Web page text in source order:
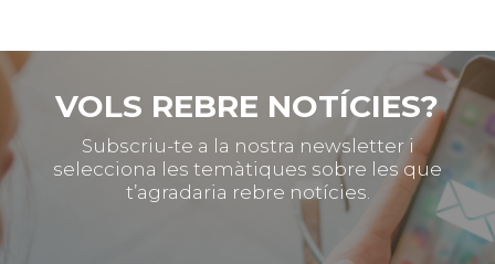
VOLS REBRE NOTÍCIES?
Subscriu-te a la nostra newsletter i
selecciona les temàtiques sobre les que
t’agradaria rebre notícies.